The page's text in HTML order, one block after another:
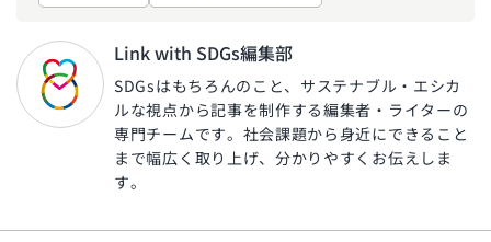
Link with SDGs編集部
SDGsはもちろんのこと、サステナブル・エシカ
ルな視点から記事を制作する編集者・ライターの
専門チームです。社会課題から身近にできること
まで幅広く取り上げ、分かりやすくお伝えしま
す。